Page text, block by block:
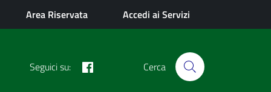
Area Riservata Accedi ai Servizi
Seguici su: Cerca